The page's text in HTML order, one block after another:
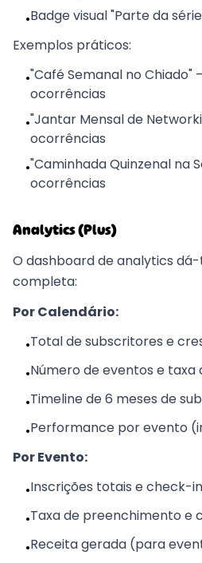
•Badge visual "Parte da
Exemplos práticos:
•"Café Semanal no Chiado"
ocorrências
•"Jantar Mensal de
ocorrências
•"Caminhada Quinzenal na
ocorrências
Analytics (Plus)
O dashboard de analytics
completa:
Por Calendário:
•Total de subscritores e
•Número de eventos e
•Timeline de 6 meses de
•Performance por evento
Por Evento:
•Inscrições totais e check-
•Taxa de preenchimento e
•Receita gerada (para